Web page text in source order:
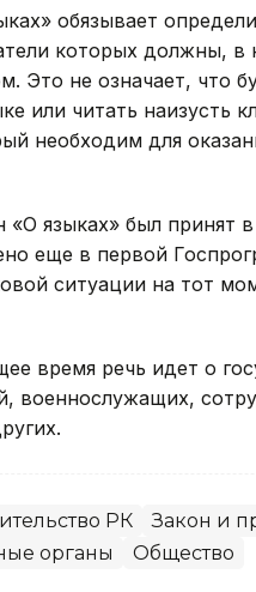
обязывает
которых должны,
Это не означает, что
или читать наизусть
необходим для
«О языках» был принят
еще в первой
ситуации на тот
время речь идет о
военнослужащих,
РК Закон и
органы
Общество